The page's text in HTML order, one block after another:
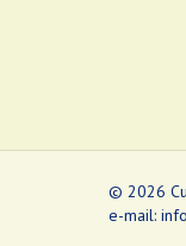
© 2026
e-mail: